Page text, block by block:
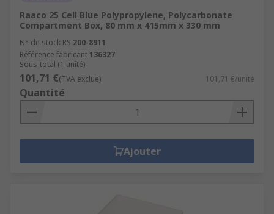
Raaco 25 Cell Blue Polypropylene, Polycarbonate
Compartment Box, 80 mm x 415mm x 330 mm
N° de stock RS 200-8911
Référence fabricant 136327
Sous-total (1 unité)
101,71 €(TVA exclue) 101,71 €/unité
Quantité
Ajouter